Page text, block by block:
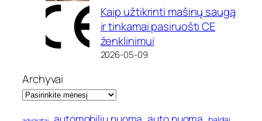
Kaip užtikrinti mašinų saugą
ir tinkamai pasiruošti CE
ženklinimui
2026-05-09
Archyvai